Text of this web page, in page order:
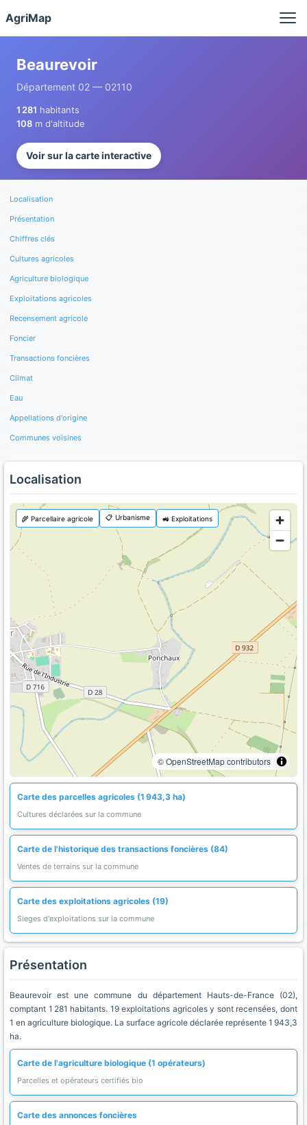
AgriMap
Beaurevoir
Département 02 — 02110
1 281 habitants
108 m d'altitude
Voir sur la carte interactive
Localisation
Présentation
Chiffres clés
Cultures agricoles
Agriculture biologique
Exploitations agricoles
Recensement agricole
Foncier
Transactions foncières
Climat
Eau
Appellations d'origine
Communes voisines
Localisation
© OpenStreetMap contributors
🌾 Parcellaire agricole 📋 Urbanisme 🚜 Exploitations
Carte des parcelles agricoles (1 943,3 ha)
Cultures déclarées sur la commune
Carte de l'historique des transactions foncières (84)
Ventes de terrains sur la commune
Carte des exploitations agricoles (19)
Sieges d'exploitations sur la commune
Présentation
Beaurevoir est une commune du département Hauts-de-France (02),
comptant 1 281 habitants. 19 exploitations agricoles y sont recensées, dont
1 en agriculture biologique. La surface agricole déclarée représente 1 943,3
ha.
Carte de l'agriculture biologique (1 opérateurs)
Parcelles et opérateurs certifiés bio
Carte des annonces foncières